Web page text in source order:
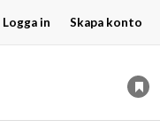
Logga in Skapa konto